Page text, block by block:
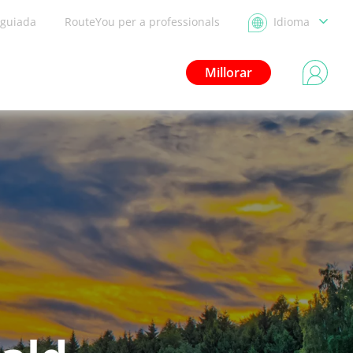
RouteYou per a professionals Idioma
Millorar